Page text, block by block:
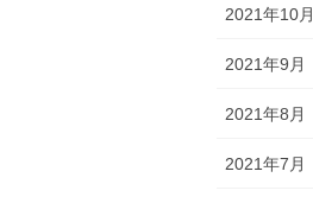
2021年10月
2021年9月
2021年8月
2021年7月